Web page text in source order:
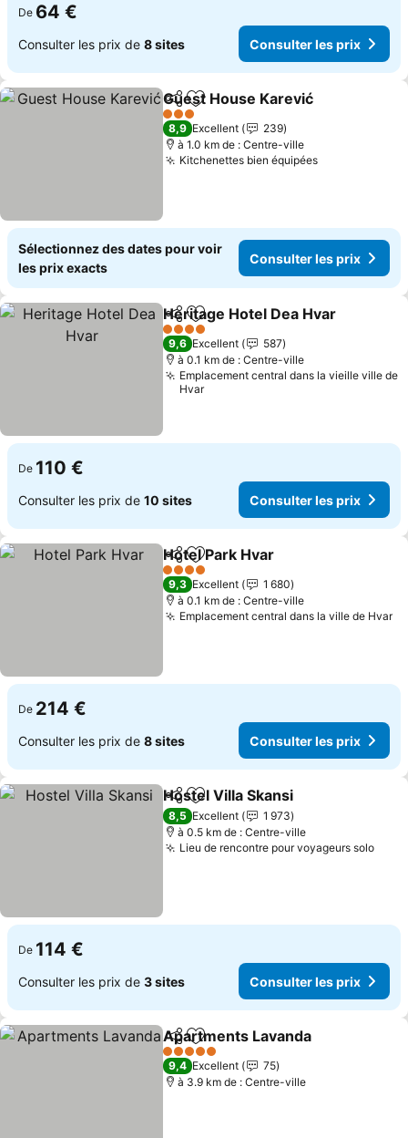
De 64 €
Consulter les prix de 8 sites Consulter les prix
PartagerAjouter à mes favoris
Guest House Karević
3 Étoiles
8,9 Excellent
239
à 1.0 km de : Centre-ville
Kitchenettes bien équipées
Sélectionnez des dates pour voir
les prix exacts
Consulter les prix
PartagerAjouter à mes favoris
Heritage Hotel Dea Hvar
4 Étoiles
9,6 Excellent
587
à 0.1 km de : Centre-ville
Emplacement central dans la vieille ville de
Hvar
De 110 €
Consulter les prix de 10 sites Consulter les prix
PartagerAjouter à mes favoris
Hotel Park Hvar
4 Étoiles
9,3 Excellent
1 680
à 0.1 km de : Centre-ville
Emplacement central dans la ville de Hvar
De 214 €
Consulter les prix de 8 sites Consulter les prix
PartagerAjouter à mes favoris
Hostel Villa Skansi
8,5 Excellent
1 973
à 0.5 km de : Centre-ville
Lieu de rencontre pour voyageurs solo
De 114 €
Consulter les prix de 3 sites Consulter les prix
PartagerAjouter à mes favoris
Apartments Lavanda
5 Étoiles
9,4 Excellent
75
à 3.9 km de : Centre-ville